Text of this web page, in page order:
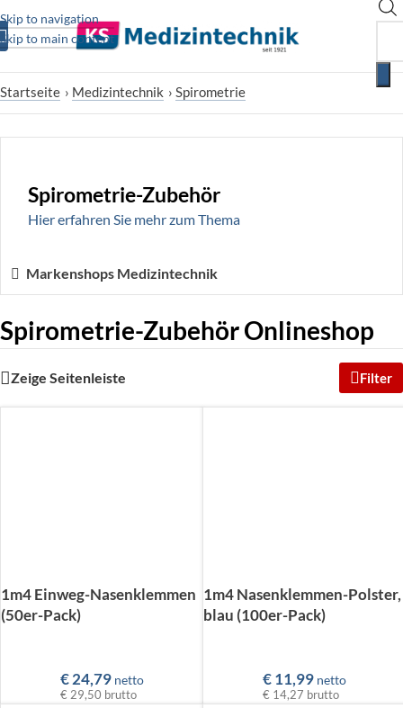
Skip to navigation
Skip to main content
Startseite › Medizintechnik › Spirometrie
Spirometrie-Zubehör
Hier erfahren Sie mehr zum Thema
Markenshops Medizintechnik
Spirometrie-Zubehör Onlineshop
Zeige Seitenleiste Filter
1m4 Einweg-Nasenklemmen
(50er-Pack)
€24,79 netto
€ 29,50 brutto
1m4 Nasenklemmen-Polster,
blau (100er-Pack)
€11,99 netto
€ 14,27 brutto